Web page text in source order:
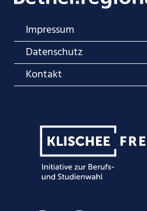
Impressum
Datenschutz
Kontakt